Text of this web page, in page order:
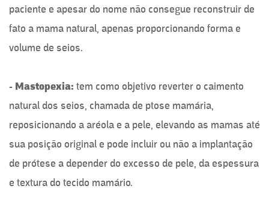
paciente e apesar do nome não consegue reconstruir de
fato a mama natural, apenas proporcionando forma e
volume de seios.
- Mastopexia: tem como objetivo reverter o caimento
natural dos seios, chamada de ptose mamária,
reposicionando a aréola e a pele, elevando as mamas até
sua posição original e pode incluir ou não a implantação
de prótese a depender do excesso de pele, da espessura
e textura do tecido mamário.